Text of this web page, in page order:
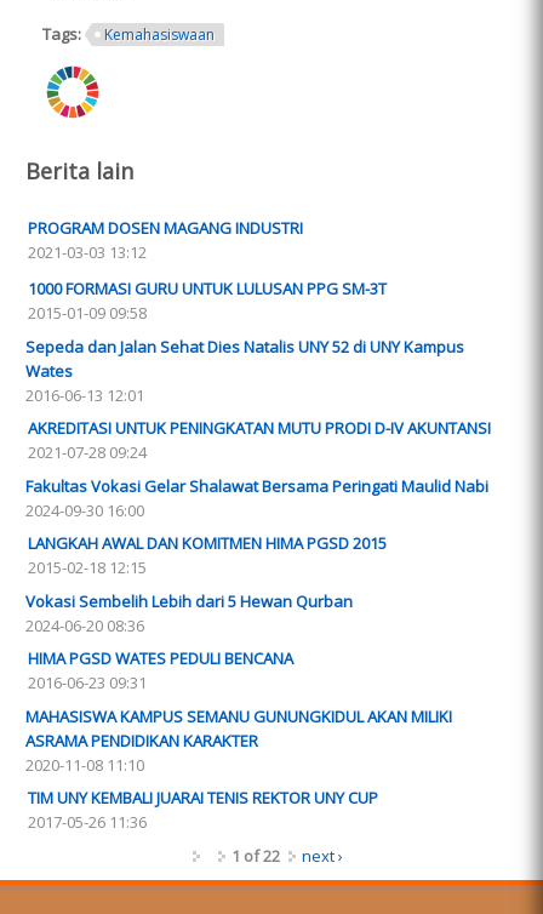
Tags: Kemahasiswaan
ring.png
Berita lain
PROGRAM DOSEN MAGANG INDUSTRI
2021-03-03 13:12
1000 FORMASI GURU UNTUK LULUSAN PPG SM-3T
2015-01-09 09:58
Sepeda dan Jalan Sehat Dies Natalis UNY 52 di UNY Kampus
Wates
2016-06-13 12:01
AKREDITASI UNTUK PENINGKATAN MUTU PRODI D-IV AKUNTANSI
2021-07-28 09:24
Fakultas Vokasi Gelar Shalawat Bersama Peringati Maulid Nabi
2024-09-30 16:00
LANGKAH AWAL DAN KOMITMEN HIMA PGSD 2015
2015-02-18 12:15
Vokasi Sembelih Lebih dari 5 Hewan Qurban
2024-06-20 08:36
HIMA PGSD WATES PEDULI BENCANA
2016-06-23 09:31
MAHASISWA KAMPUS SEMANU GUNUNGKIDUL AKAN MILIKI
ASRAMA PENDIDIKAN KARAKTER
2020-11-08 11:10
TIM UNY KEMBALI JUARAI TENIS REKTOR UNY CUP
2017-05-26 11:36
1 of 22
next ›